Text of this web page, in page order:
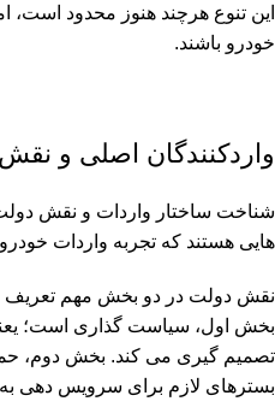
این تنوع هرچند هنوز محدود است،
خودرو باشند.
واردکنندگان اصلی و
شناخت ساختار واردات و نقش
هایی هستند که تجربه واردات
نقش دولت در دو بخش مهم
بخش اول، سیاست گذاری است؛
تصمیم گیری می کند. بخش دوم،
بسترهای لازم برای سرویس دهی